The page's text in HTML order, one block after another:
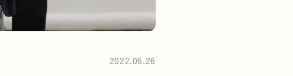
2022.06.26